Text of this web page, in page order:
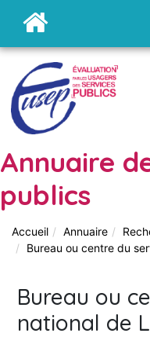
Annuaire
publics
Accueil Annuaire
Bureau ou centre du
Bureau ou
national de